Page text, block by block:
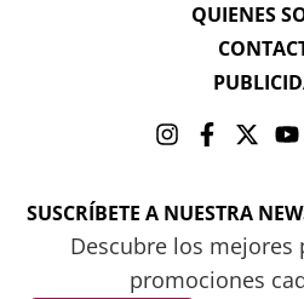
QUIENES
SUSCRÍBETE A NUESTRA
Descubre los mejores
promociones